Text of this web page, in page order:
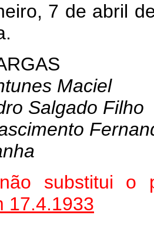
7 de abril
Maciel
Salgado Filho
substitui o
17.4.1933